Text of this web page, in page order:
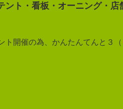
ト・看板・オーニング・店
ト開催の為、かんたんてんと３（